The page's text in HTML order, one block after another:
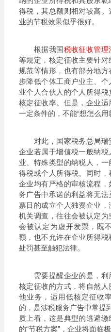
得税，其总额则相对较高
业的节税效果似乎很好。
根据我国税收征收管理
等规定，核定征收主要针
规范等情形，也有部分地
步降低个体工商户业主、
业个人合伙人的个人所得
核定征收率。但是，企业
一定条件的，不能“想怎么用
对此，国家税务总局瑞
企业若属于增值税一般纳
业、特殊类型的纳税人，
得税或个人所得税。同时
企业均有严格的审核流程
务广告中承诺的利益将无
票目的成立个人独资企业
机关调查，往往会被认定
会被认定为虚开发票，既
额，也不允许在企业所得
处罚甚至触犯法律。
需要提醒企业的是，利
核定征收的方式，将自然
他业务，适用低核定征收
的，是涉税服务广告中常提
质上看，这是典型的逃避
的“节税方案”，企业将面临